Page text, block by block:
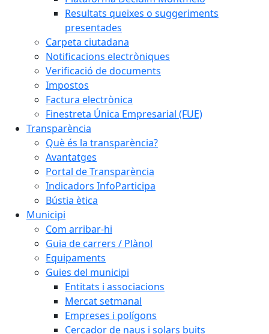
Resultats queixes o suggeriments
presentades
Carpeta ciutadana
Notificacions electròniques
Verificació de documents
Impostos
Factura electrònica
Finestreta Única Empresarial (FUE)
Transparència
Què és la transparència?
Avantatges
Portal de Transparència
Indicadors InfoParticipa
Bústia ètica
Municipi
Com arribar-hi
Guia de carrers / Plànol
Equipaments
Guies del municipi
Entitats i associacions
Mercat setmanal
Empreses i polígons
Cercador de naus i solars buits